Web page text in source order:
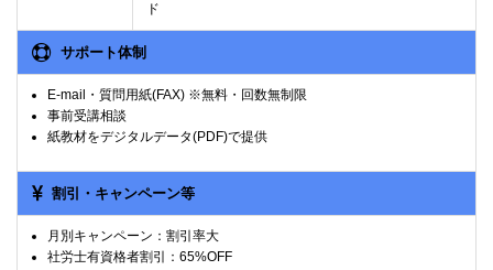
ド
サポート体制
E-mail・質問用紙(FAX) ※無料・回数無制限
事前受講相談
紙教材をデジタルデータ(PDF)で提供
割引・キャンペーン等
月別キャンペーン：割引率大
社労士有資格者割引：65%OFF